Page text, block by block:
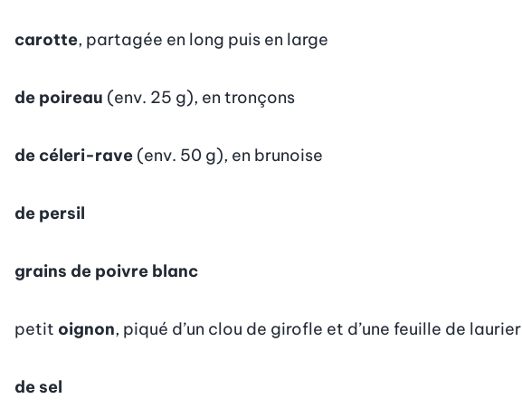
carotte, partagée en long puis en large
de poireau (env. 25 g), en tronçons
de céleri-rave (env. 50 g), en brunoise
de persil
grains de poivre blanc
petit oignon, piqué d’un clou de girofle et d’une feuille de laurier
de sel